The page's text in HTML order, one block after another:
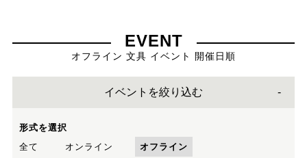
EVENT
オフライン 文具 イベント 開催日順
イベントを絞り込む
形式を選択
全て
オンライン オフライン